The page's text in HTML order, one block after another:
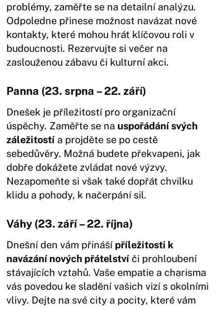
problémy, zaměřte se na detailní analýzu.
Odpoledne přinese možnost navázat nové
kontakty, které mohou hrát klíčovou roli v
budoucnosti. Rezervujte si večer na
zaslouženou zábavu či kulturní akci.
Panna (23. srpna – 22. září)
Dnešek je příležitostí pro organizační
úspěchy. Zaměřte se na uspořádání svých
záležitostí a projděte se po cestě
sebedůvěry. Možná budete překvapeni, jak
dobře dokážete zvládat nové výzvy.
Nezapomeňte si však také dopřát chvilku
klidu a pohody, k načerpání sil.
Váhy (23. září – 22. října)
Dnešní den vám přináší příležitosti k
navázání nových přátelství či prohloubení
stávajících vztahů. Vaše empatie a charisma
vás povedou ke sladění vašich vizí s okolními
vlivy. Dejte na své city a pocity, které vám